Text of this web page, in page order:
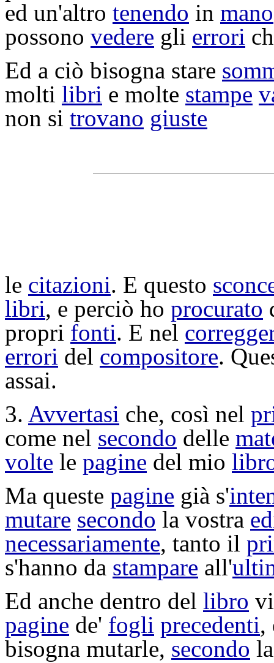
ed un'altro tenendo in mano
possono vedere gli errori
Ed a ciò bisogna stare
molti libri e molte stampe
non si trovano giuste
le citazioni. E questo
libri, e perciò ho procurato
propri fonti. E nel
errori del compositore.
assai.
3. Avvertasi che, così nel
come nel secondo delle
volte le pagine del mio
Ma queste pagine già s'
mutare secondo la vostra
necessariamente, tanto il
s'hanno da stampare all'
Ed anche dentro del libro
pagine de' fogli precedenti,
bisogna mutarle, secondo